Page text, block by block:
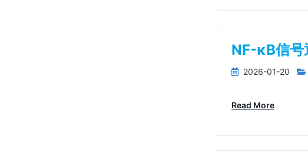
NF-κB信号
2026-01-20
Read More